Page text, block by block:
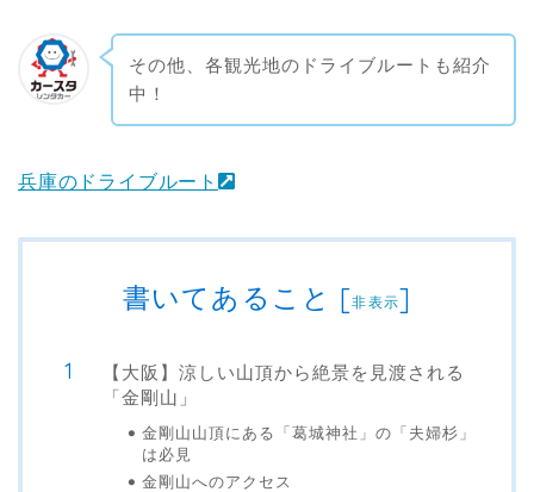
その他、各観光地のドライブルートも紹介
中！
兵庫のドライブルート
書いてあること [非表示]
【大阪】涼しい山頂から絶景を見渡される
「金剛山」
金剛山山頂にある「葛城神社」の「夫婦杉」
は必見
金剛山へのアクセス